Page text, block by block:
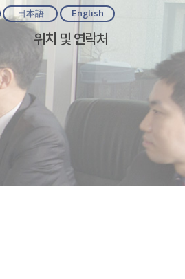
日本語 English
위치 및 연락처